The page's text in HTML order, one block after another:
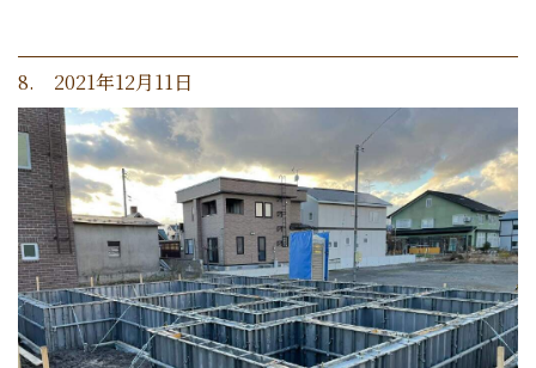
8. 2021年12月11日